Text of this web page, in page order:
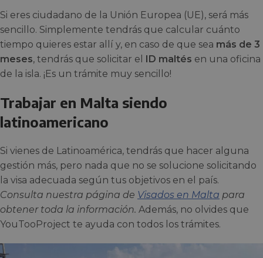
Si eres ciudadano de la Unión Europea (UE), será más
sencillo. Simplemente tendrás que calcular cuánto
tiempo quieres estar allí y, en caso de que sea más de 3
meses, tendrás que solicitar el ID maltés en una oficina
de la isla. ¡Es un trámite muy sencillo!
Trabajar en Malta siendo
latinoamericano
Si vienes de Latinoamérica, tendrás que hacer alguna
gestión más, pero nada que no se solucione solicitando
la visa adecuada según tus objetivos en el país.
Consulta nuestra página de Visados en Malta para
obtener toda la información. Además, no olvides que
YouTooProject te ayuda con todos los trámites.